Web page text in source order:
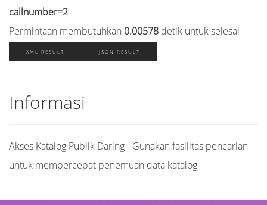
callnumber=2
Permintaan membutuhkan 0.00578 detik untuk selesai
XML RESULT JSON RESULT
Informasi
Akses Katalog Publik Daring - Gunakan fasilitas pencarian
untuk mempercepat penemuan data katalog